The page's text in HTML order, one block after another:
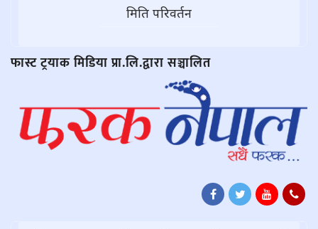
मिति परिवर्तन
फास्ट ट्रयाक मिडिया प्रा.लि.द्वारा सञ्चालित